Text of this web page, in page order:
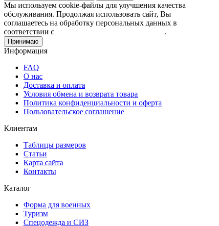
Мы используем cookie-файлы для улучшения качества
обслуживания. Продолжая использовать сайт, Вы
соглашаетесь на обработку персональных данных в
соответствии с
.
Принимаю
Информация
FAQ
О нас
Доставка и оплата
Условия обмена и возврата товара
Политика конфиденциальности и оферта
Пользовательское соглашение
Клиентам
Таблицы размеров
Статьи
Карта сайта
Контакты
Каталог
Форма для военных
Туризм
Спецодежда и СИЗ